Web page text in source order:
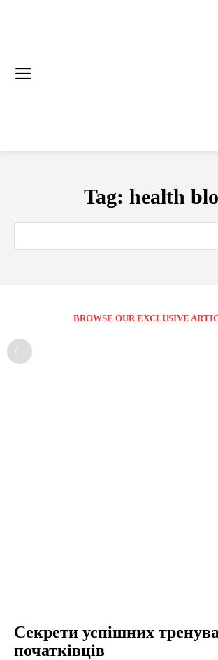
Tag: health
BROWSE OUR EXCLUSIVE
Секрети успішних
початківців